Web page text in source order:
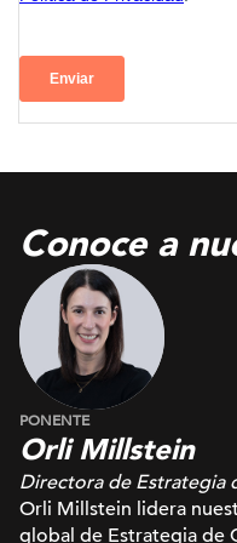
Conoce a
PONENTE
Orli Millstein
Directora de Estrategia
Orli Millstein lidera
global de Estrategia de